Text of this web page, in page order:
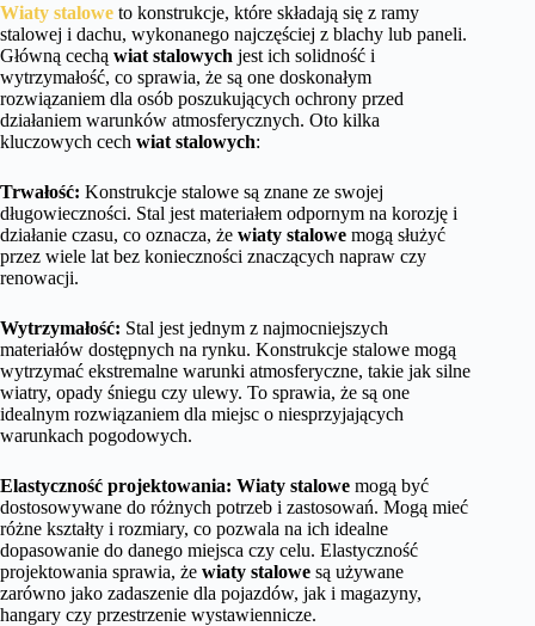
Wiaty stalowe to konstrukcje, które składają się z ramy
stalowej i dachu, wykonanego najczęściej z blachy lub paneli.
Główną cechą wiat stalowych jest ich solidność i
wytrzymałość, co sprawia, że są one doskonałym
rozwiązaniem dla osób poszukujących ochrony przed
działaniem warunków atmosferycznych. Oto kilka
kluczowych cech wiat stalowych:
Trwałość: Konstrukcje stalowe są znane ze swojej
długowieczności. Stal jest materiałem odpornym na korozję i
działanie czasu, co oznacza, że wiaty stalowe mogą służyć
przez wiele lat bez konieczności znaczących napraw czy
renowacji.
Wytrzymałość: Stal jest jednym z najmocniejszych
materiałów dostępnych na rynku. Konstrukcje stalowe mogą
wytrzymać ekstremalne warunki atmosferyczne, takie jak silne
wiatry, opady śniegu czy ulewy. To sprawia, że są one
idealnym rozwiązaniem dla miejsc o niesprzyjających
warunkach pogodowych.
Elastyczność projektowania: Wiaty stalowe mogą być
dostosowywane do różnych potrzeb i zastosowań. Mogą mieć
różne kształty i rozmiary, co pozwala na ich idealne
dopasowanie do danego miejsca czy celu. Elastyczność
projektowania sprawia, że wiaty stalowe są używane
zarówno jako zadaszenie dla pojazdów, jak i magazyny,
hangary czy przestrzenie wystawiennicze.